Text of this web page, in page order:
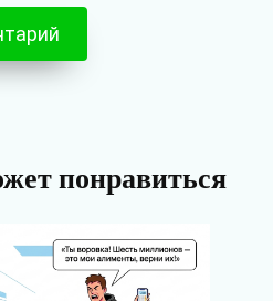
понравиться